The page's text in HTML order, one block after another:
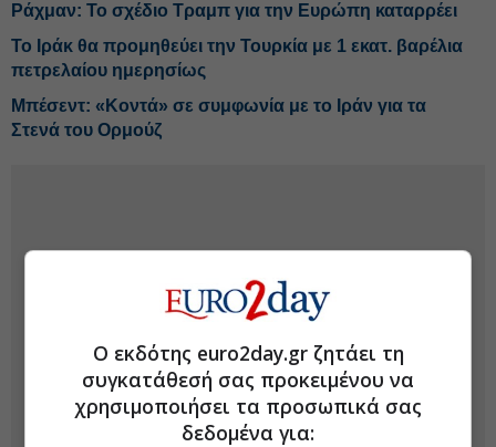
Ράχμαν: Το σχέδιο Τραμπ για την Ευρώπη καταρρέει
Το Ιράκ θα προμηθεύει την Τουρκία με 1 εκατ. βαρέλια
πετρελαίου ημερησίως
Μπέσεντ: «Κοντά» σε συμφωνία με το Ιράν για τα
Στενά του Ορμούζ
Ο εκδότης euro2day.gr ζητάει τη
συγκατάθεσή σας προκειμένου να
χρησιμοποιήσει τα προσωπικά σας
δεδομένα για: